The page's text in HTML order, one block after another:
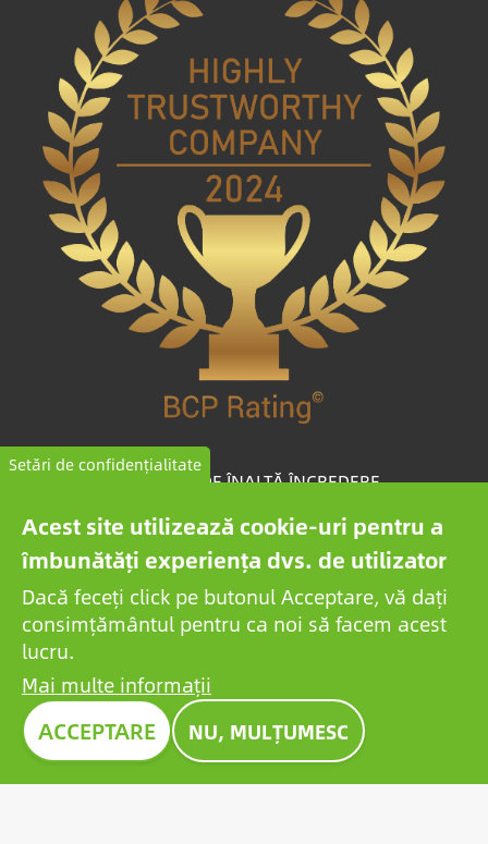
COMPANIE DE ÎNALTĂ ÎNCREDERE
BCP Rating© este un algoritm dezvoltat în mod unic
care selectează și clasifică companiile din peste un
milion de rapoarte de credit pentru a colecta companii
de încredere.
Imagine
Setări de confidențialitate
Acest site utilizează cookie-uri pentru a
îmbunătăți experiența dvs. de utilizator
Dacă feceți click pe butonul Acceptare, vă dați
consimțământul pentru ca noi să facem acest
lucru.
Mai multe informații
ACCEPTARE NU, MULȚUMESC